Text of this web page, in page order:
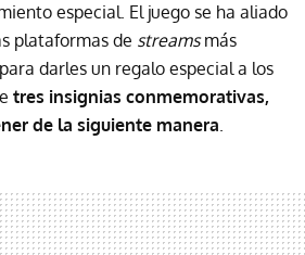
especial. El juego se ha aliado
plataformas de streamsmás
darles un regalo especial a los
tres insignias conmemorativas,
de la siguiente manera.